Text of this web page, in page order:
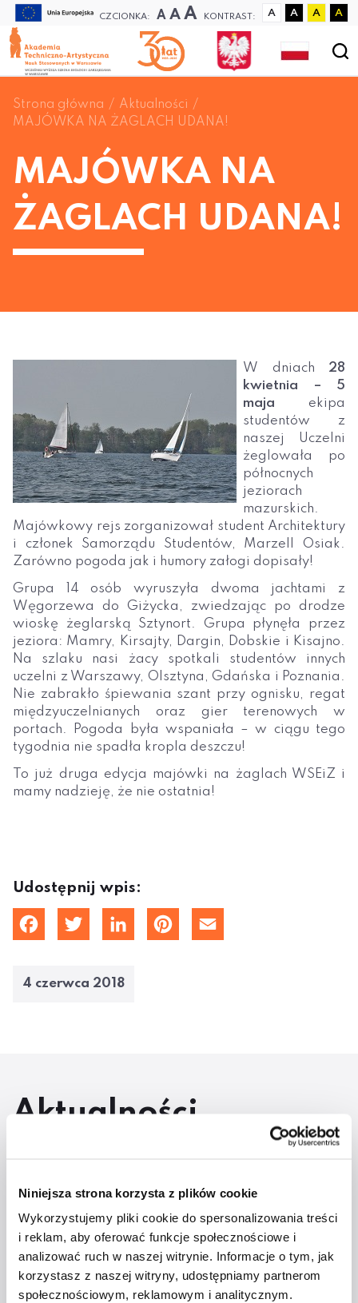
Niniejsza strona korzysta z plików cookie
Wykorzystujemy pliki cookie do spersonalizowania treści
i reklam, aby oferować funkcje społecznościowe i
analizować ruch w naszej witrynie. Informacje o tym, jak
korzystasz z naszej witryny, udostępniamy partnerom
społecznościowym, reklamowym i analitycznym.
CZCIONKA: A A A KONTRAST: A A A A
Strona główna
Aktualności
MAJÓWKA NA ŻAGLACH UDANA!
MAJÓWKA NA
ŻAGLACH UDANA!
W dniach 28
kwietnia – 5
maja ekipa
studentów z
naszej Uczelni
żeglowała po
północnych
jeziorach
mazurskich.
Majówkowy rejs zorganizował student Architektury
i członek Samorządu Studentów, Marzell Osiak.
Zarówno pogoda jak i humory załogi dopisały!
Grupa 14 osób wyruszyła dwoma jachtami z
Węgorzewa do Giżycka, zwiedzając po drodze
wioskę żeglarską Sztynort. Grupa płynęła przez
jeziora: Mamry, Kirsajty, Dargin, Dobskie i Kisajno.
Na szlaku nasi żacy spotkali studentów innych
uczelni z Warszawy, Olsztyna, Gdańska i Poznania.
Nie zabrakło śpiewania szant przy ognisku, regat
międzyuczelnianych oraz gier terenowych w
portach. Pogoda była wspaniała – w ciągu tego
tygodnia nie spadła kropla deszczu!
To już druga edycja majówki na żaglach WSEiZ i
mamy nadzieję, że nie ostatnia!
Udostępnij wpis:
TwitterLinkedInPinterestEmail
4 czerwca 2018
Aktualności
Studenci ATA na